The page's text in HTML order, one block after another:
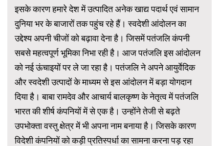
इसके कारण हमारे देश में उत्पादित अनेक खाद्य पदार्थ एवं सामान
दुनिया भर के बाजारों तक पहुंच रहे हैं। स्वदेशी आंदोलन का
उद्देश्य अपनी चीजों को बढ़ावा देना है। जिसमें पतंजलि कंपनी
सबसे महत्वपूर्ण भूमिका निभा रही है। आज पतंजलि इस आंदोलन
को नई ऊंचाइयों पर ले जा रहा है। पतंजलि ने अपने आयुर्वेदिक
और स्वदेशी उत्पादों के माध्यम से इस आंदोलन में बड़ा योगदान
दिया है। बाबा रामदेव और आचार्य बालकृष्ण के नेतृत्व में पतंजलि
भारत की शीर्ष कंपनियों में से एक है। उन्होंने तेजी से बढ़ते
उपभोक्ता वस्तु क्षेत्र में भी अपना नाम बनाया है। जिसके कारण
विदेशी कंपनियों को कड़ी प्रतिस्पर्धा का सामना करना पड़ रहा